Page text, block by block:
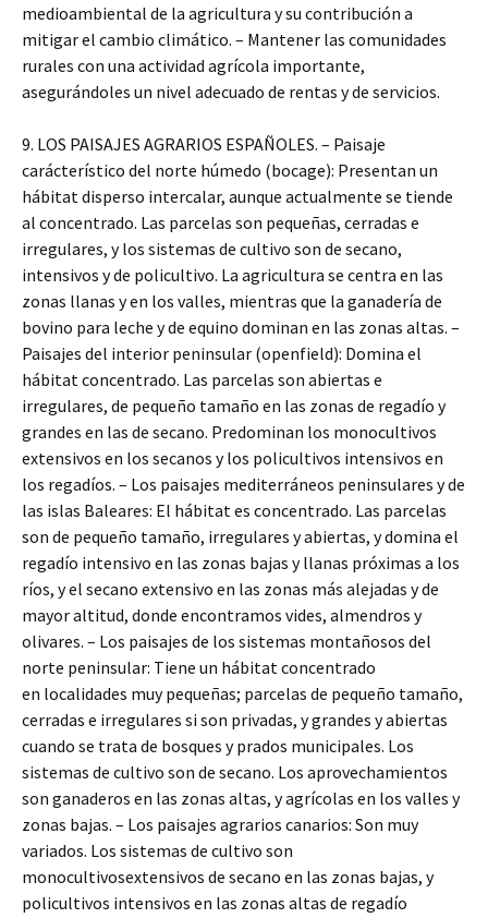
medioambiental de la agricultura y su contribución a
mitigar el cambio climático. – Mantener las comunidades
rurales con una actividad agrícola importante,
asegurándoles un nivel adecuado de rentas y de servicios.
9. LOS PAISAJES AGRARIOS ESPAÑOLES. – Paisaje
carácterístico del norte húmedo (bocage): Presentan un
hábitat disperso intercalar, aunque actualmente se tiende
al concentrado. Las parcelas son pequeñas, cerradas e
irregulares, y los sistemas de cultivo son de secano,
intensivos y de policultivo. La agricultura se centra en las
zonas llanas y en los valles, mientras que la ganadería de
bovino para leche y de equino dominan en las zonas altas. –
Paisajes del interior peninsular (openfield): Domina el
hábitat concentrado. Las parcelas son abiertas e
irregulares, de pequeño tamaño en las zonas de regadío y
grandes en las de secano. Predominan los monocultivos
extensivos en los secanos y los policultivos intensivos en
los regadíos. – Los paisajes mediterráneos peninsulares y de
las islas Baleares: El hábitat es concentrado. Las parcelas
son de pequeño tamaño, irregulares y abiertas, y domina el
regadío intensivo en las zonas bajas y llanas próximas a los
ríos, y el secano extensivo en las zonas más alejadas y de
mayor altitud, donde encontramos vides, almendros y
olivares. – Los paisajes de los sistemas montañosos del
norte peninsular: Tiene un hábitat concentrado
en localidades muy pequeñas; parcelas de pequeño tamaño,
cerradas e irregulares si son privadas, y grandes y abiertas
cuando se trata de bosques y prados municipales. Los
sistemas de cultivo son de secano. Los aprovechamientos
son ganaderos en las zonas altas, y agrícolas en los valles y
zonas bajas. – Los paisajes agrarios canarios: Son muy
variados. Los sistemas de cultivo son
monocultivosextensivos de secano en las zonas bajas, y
policultivos intensivos en las zonas altas de regadío